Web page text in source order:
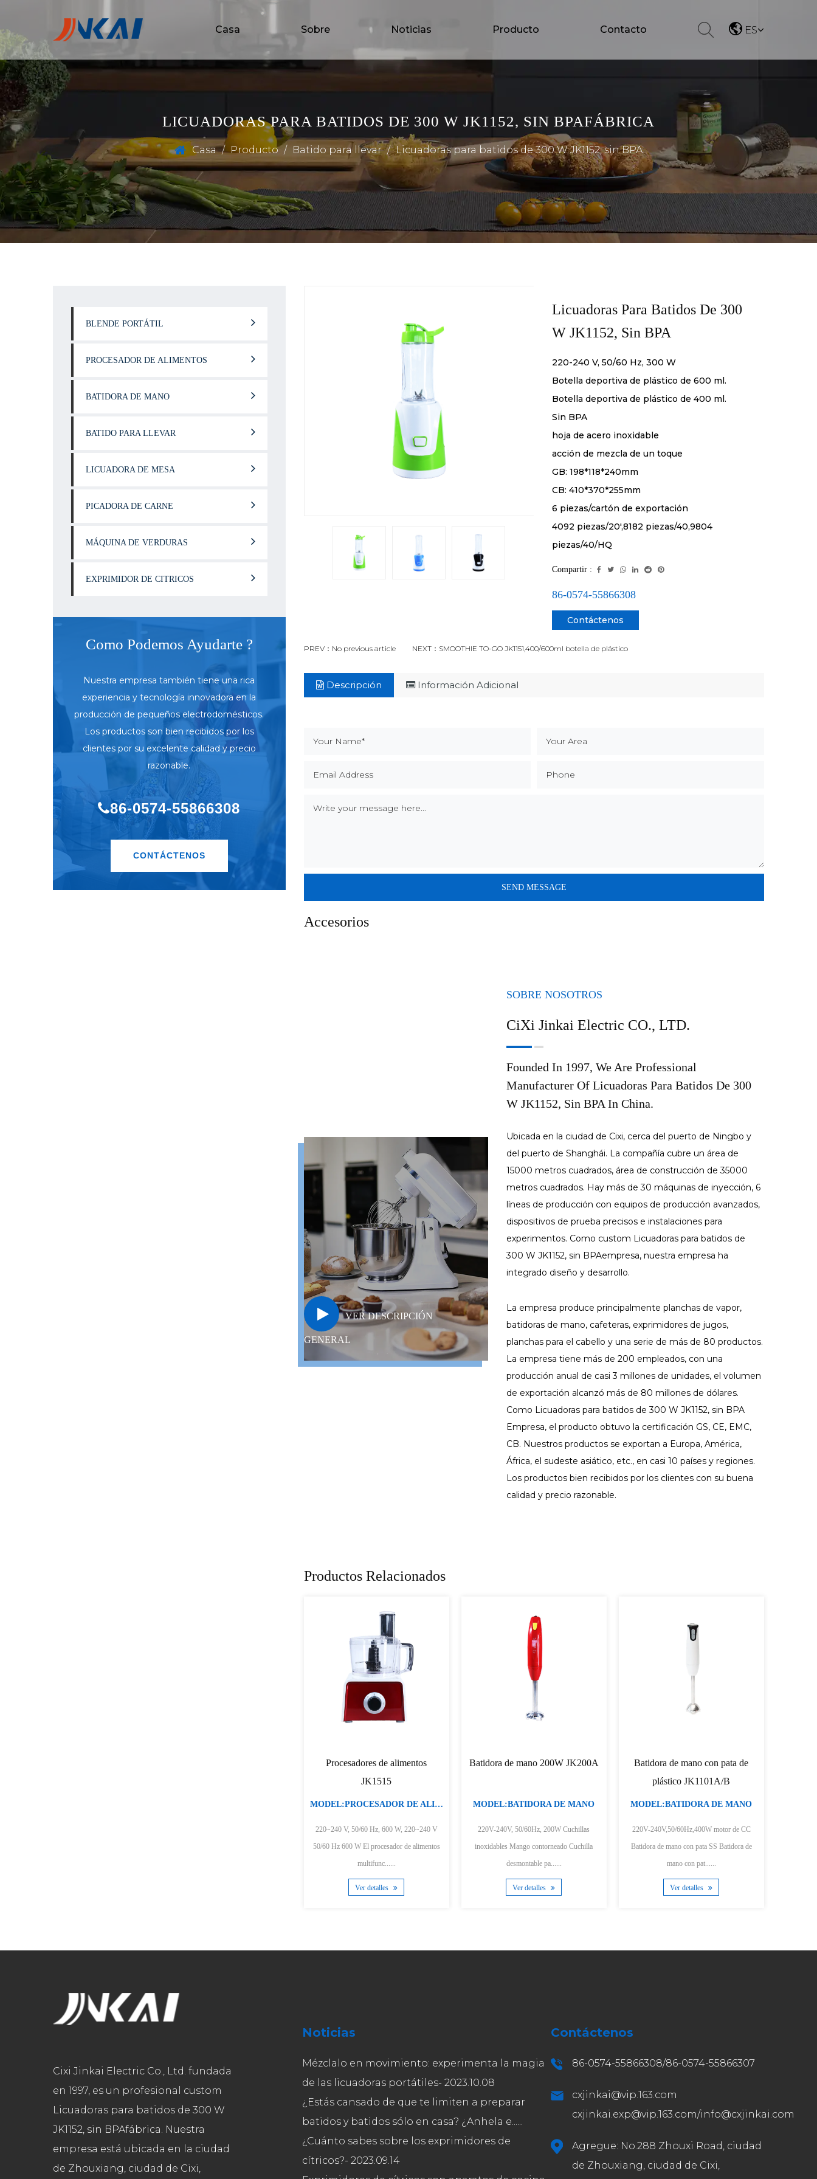
Casa Sobre Noticias Producto Contacto ES
LICUADORAS PARA BATIDOS DE 300 W JK1152, SIN BPAFÁBRICA
Casa / Producto / Batido para llevar / Licuadoras para batidos de 300 W JK1152, sin BPA
BLENDE PORTÁTIL
PROCESADOR DE ALIMENTOS
BATIDORA DE MANO
BATIDO PARA LLEVAR
LICUADORA DE MESA
PICADORA DE CARNE
MÁQUINA DE VERDURAS
EXPRIMIDOR DE CITRICOS
Como Podemos Ayudarte ?
Nuestra empresa también tiene una rica
experiencia y tecnología innovadora en la
producción de pequeños electrodomésticos.
Los productos son bien recibidos por los
clientes por su excelente calidad y precio
razonable.
86-0574-55866308
CONTÁCTENOS
Licuadoras Para Batidos De 300
W JK1152, Sin BPA
220-240 V, 50/60 Hz, 300 W
Botella deportiva de plástico de 600 ml.
Botella deportiva de plástico de 400 ml.
Sin BPA
hoja de acero inoxidable
acción de mezcla de un toque
GB: 198*118*240mm
CB: 410*370*255mm
6 piezas/cartón de exportación
4092 piezas/20',8182 piezas/40,9804
piezas/40/HQ
Compartir :
86-0574-55866308
Contáctenos
PREV：No previous article NEXT：SMOOTHIE TO-GO JK1151,400/600ml botella de plástico
Descripción Información Adicional
Accesorios
VER DESCRIPCIÓN
GENERAL
SOBRE NOSOTROS
CiXi Jinkai Electric CO., LTD.
Founded In 1997, We Are Professional
Manufacturer Of Licuadoras Para Batidos De 300
W JK1152, Sin BPA In China.
Ubicada en la ciudad de Cixi, cerca del puerto de Ningbo y
del puerto de Shanghái. La compañía cubre un área de
15000 metros cuadrados, área de construcción de 35000
metros cuadrados. Hay más de 30 máquinas de inyección, 6
líneas de producción con equipos de producción avanzados,
dispositivos de prueba precisos e instalaciones para
experimentos. Como custom Licuadoras para batidos de
300 W JK1152, sin BPAempresa, nuestra empresa ha
integrado diseño y desarrollo.
La empresa produce principalmente planchas de vapor,
batidoras de mano, cafeteras, exprimidores de jugos,
planchas para el cabello y una serie de más de 80 productos.
La empresa tiene más de 200 empleados, con una
producción anual de casi 3 millones de unidades, el volumen
de exportación alcanzó más de 80 millones de dólares.
Como Licuadoras para batidos de 300 W JK1152, sin BPA
Empresa, el producto obtuvo la certificación GS, CE, EMC,
CB. Nuestros productos se exportan a Europa, América,
África, el sudeste asiático, etc., en casi 10 países y regiones.
Los productos bien recibidos por los clientes con su buena
calidad y precio razonable.
Productos Relacionados
Batidora de mano con pata de
plástico JK1101A/B
MODEL:BATIDORA DE MANO
220V-240V,50/60Hz,400W motor de CC
Batidora de mano con pata SS Batidora de
mano con pat......
Ver detalles
Batidora de mano de velocidad
MODEL:BATIDORA DE MANO
220V-240V,50/60Hz, 500W motor de CC
Batidora de mano con medidor de pierna SS
vaso de ca......
Ver detalles
Batidora de mano 600/800W
JK1185
MODEL:BATIDORA DE MANO
220-240 V, 600/800 W, 50/60 Hz motor de
corriente continua 2 velocidades o control de
veloc......
Ver detalles
Cixi Jinkai Electric Co., Ltd. fundada
en 1997, es un profesional custom
Licuadoras para batidos de 300 W
JK1152, sin BPAfábrica. Nuestra
empresa está ubicada en la ciudad
de Zhouxiang, ciudad de Cixi,
Noticias
Mézclalo en movimiento: experimenta la magia
de las licuadoras portátiles- 2023.10.08
¿Estás cansado de que te limiten a preparar
batidos y batidos sólo en casa? ¿Anhela e......
¿Cuánto sabes sobre los exprimidores de
cítricos?- 2023.09.14
Contáctenos
86-0574-55866308/86-0574-55866307
cxjinkai@vip.163.com
cxjinkai.exp@vip.163.com/info@cxjinkai.com
Agregue: No.288 Zhouxi Road, ciudad
de Zhouxiang, ciudad de Cixi,